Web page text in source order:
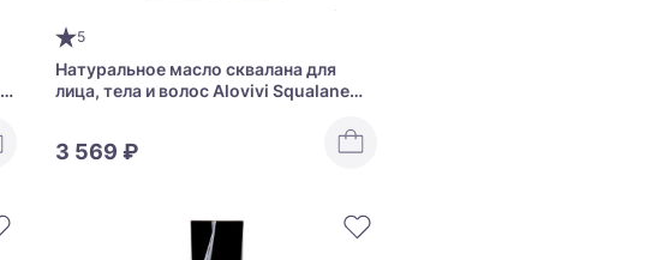
5
Натуральное масло сквалана для
лица, тела и волос Alovivi Squalane
3 569 ₽